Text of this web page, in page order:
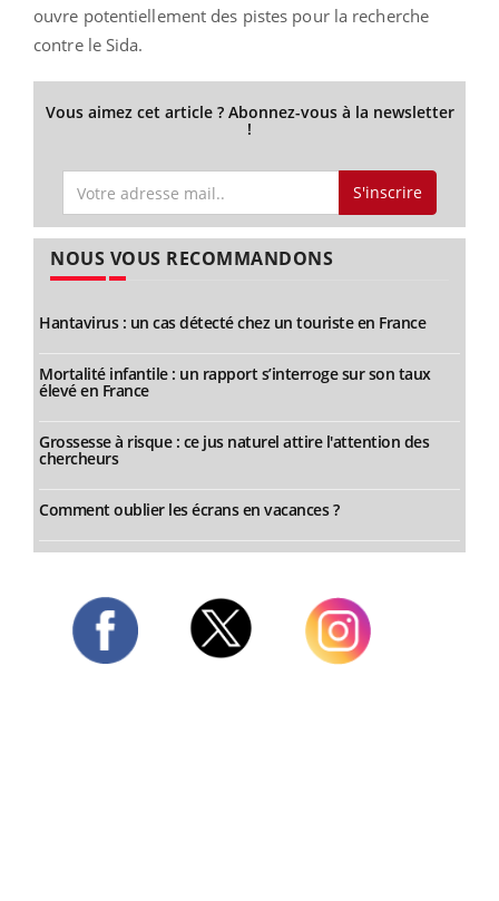
ouvre potentiellement des pistes pour la recherche
contre le Sida.
Vous aimez cet article ? Abonnez-vous à la newsletter
!
S'inscrire
NOUS VOUS RECOMMANDONS
Hantavirus : un cas détecté chez un touriste en France
Mortalité infantile : un rapport s’interroge sur son taux
élevé en France
Grossesse à risque : ce jus naturel attire l'attention des
chercheurs
Comment oublier les écrans en vacances ?